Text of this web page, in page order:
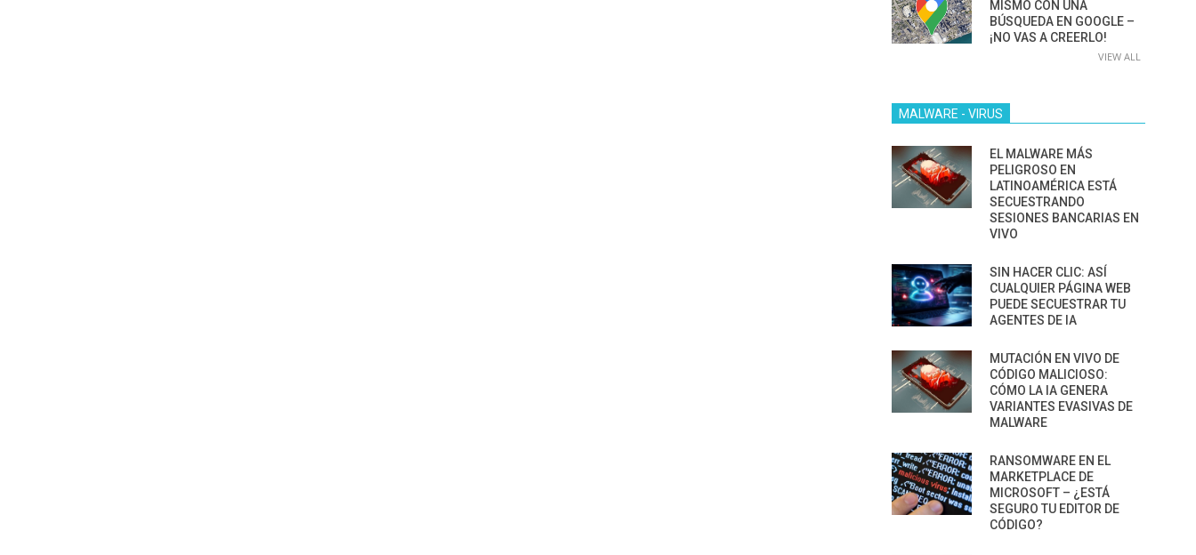
MISMO CON UNA
BÚSQUEDA EN GOOGLE –
¡NO VAS A CREERLO!
VIEW ALL
MALWARE - VIRUS
EL MALWARE MÁS
PELIGROSO EN
LATINOAMÉRICA ESTÁ
SECUESTRANDO
SESIONES BANCARIAS EN
VIVO
SIN HACER CLIC: ASÍ
CUALQUIER PÁGINA WEB
PUEDE SECUESTRAR TU
AGENTES DE IA
MUTACIÓN EN VIVO DE
CÓDIGO MALICIOSO:
CÓMO LA IA GENERA
VARIANTES EVASIVAS DE
MALWARE
RANSOMWARE EN EL
MARKETPLACE DE
MICROSOFT – ¿ESTÁ
SEGURO TU EDITOR DE
CÓDIGO?